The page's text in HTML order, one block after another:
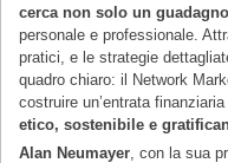
cerca non solo un guadagno
personale e professionale.
pratici, e le strategie
quadro chiaro: il Network
costruire un’entrata
etico, sostenibile e
Alan Neumayer , con la sua